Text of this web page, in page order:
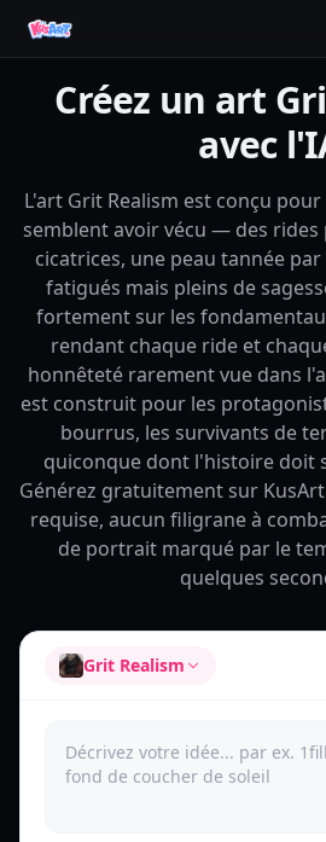
Créez un art
avec
L'art Grit Realism est conçu
semblent avoir vécu — des rides
cicatrices, une peau tannée
fatigués mais pleins de
fortement sur les
rendant chaque ride et
honnêteté rarement vue dans
est construit pour les
bourrus, les survivants de
quiconque dont l'histoire doit
Générez gratuitement sur
requise, aucun filigrane à
de portrait marqué par le
quelques
Grit Realism